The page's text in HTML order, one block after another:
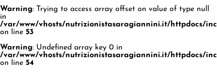
Warning: Trying to access array offset on value of type null
in
/var/www/vhosts/nutrizionistasaragiannini.it/httpdocs/
on line 53
Warning: Undefined array key 0 in
/var/www/vhosts/nutrizionistasaragiannini.it/httpdocs/
on line 54